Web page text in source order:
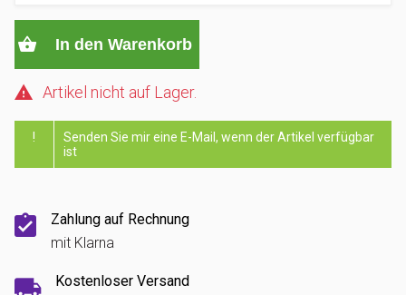
In den Warenkorb
Artikel nicht auf Lager.
!
Senden Sie mir eine E-Mail, wenn der Artikel verfügbar
ist
Zahlung auf Rechnung
mit Klarna
Kostenloser Versand